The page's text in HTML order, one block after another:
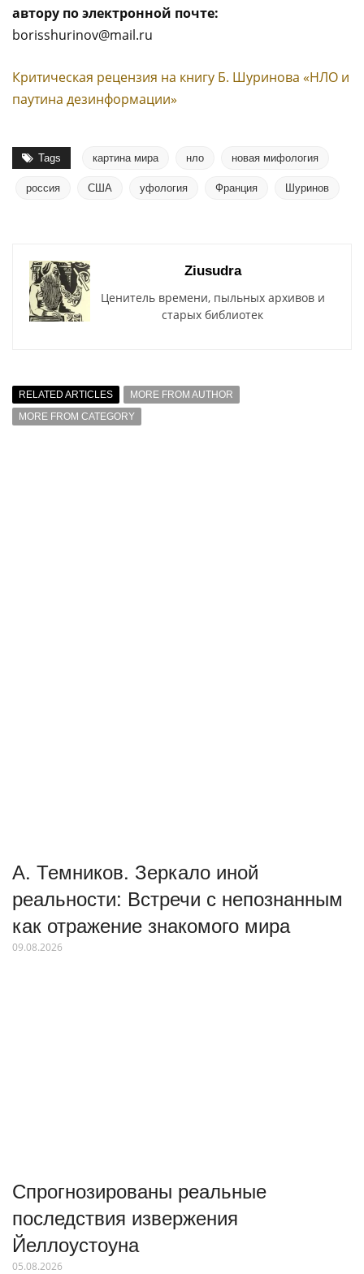
автору по электронной почте:
borisshurinov@mail.ru
Критическая рецензия на книгу Б. Шуринова «НЛО и
паутина дезинформации»
Tags картина мира нло новая мифология
россия США уфология Франция Шуринов
Ziusudra
Ценитель времени, пыльных архивов и
старых библиотек
RELATED ARTICLES
MORE FROM AUTHOR
MORE FROM CATEGORY
А. Темников. Зеркало иной
реальности: Встречи с непознанным
как отражение знакомого мира
09.08.2026
Спрогнозированы реальные
последствия извержения
Йеллоустоуна
05.08.2026